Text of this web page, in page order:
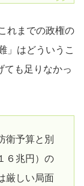
れまでの政権の
」はどういうこ
ても足りなかっ
衛予算と別
６兆円）の
厳しい局面